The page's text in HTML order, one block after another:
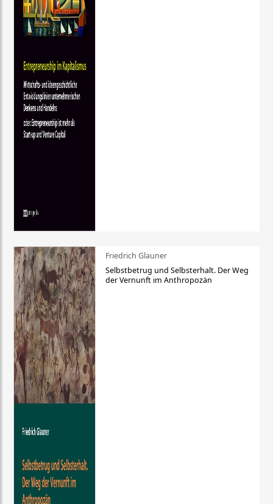
Friedrich Glauner
Selbstbetrug und Selbsterhalt. Der Weg
der Vernunft im Anthropozän